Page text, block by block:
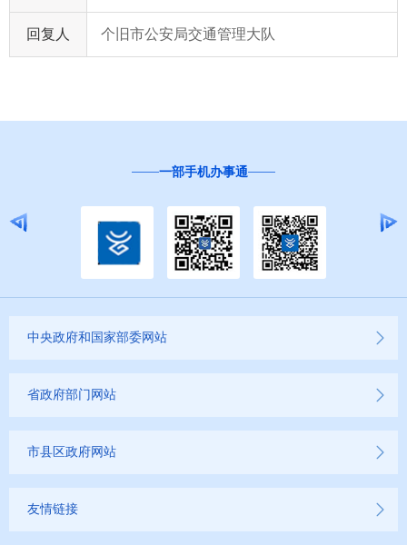
回复人 个旧市公安局交通管理大队
一部手机办事通
中央政府和国家部委网站
省政府部门网站
市县区政府网站
友情链接